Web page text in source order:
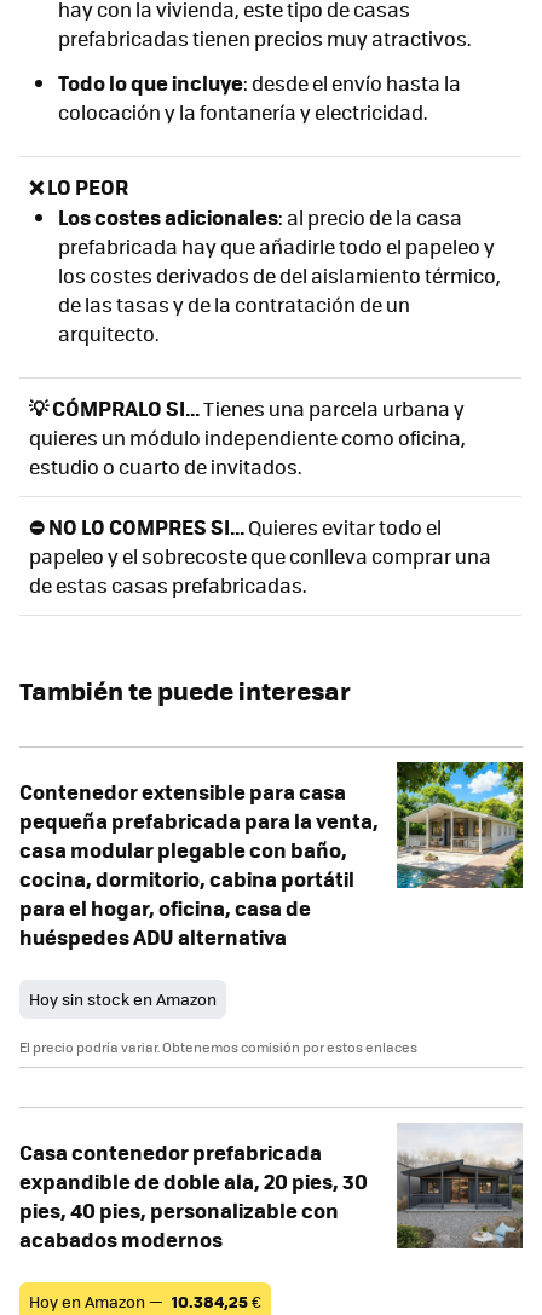
hay con la vivienda, este tipo de casas
prefabricadas tienen precios muy atractivos.
Todo lo que incluye: desde el envío hasta la
colocación y la fontanería y electricidad.
❌ LO PEOR
Los costes adicionales: al precio de la casa
prefabricada hay que añadirle todo el papeleo y
los costes derivados de del aislamiento térmico,
de las tasas y de la contratación de un
arquitecto.
💡 CÓMPRALO SI...Tienes una parcela urbana y
quieres un módulo independiente como oficina,
estudio o cuarto de invitados.
⛔ NO LO COMPRES SI...Quieres evitar todo el
papeleo y el sobrecoste que conlleva comprar una
de estas casas prefabricadas.
También te puede interesar
Contenedor extensible para casa
pequeña prefabricada para la venta,
casa modular plegable con baño,
cocina, dormitorio, cabina portátil
para el hogar, oficina, casa de
huéspedes ADU alternativa
Hoy sin stock en Amazon
El precio podría variar. Obtenemos comisión por estos enlaces
Casa contenedor prefabricada
expandible de doble ala, 20 pies, 30
pies, 40 pies, personalizable con
acabados modernos
Hoy en Amazon — 10.384,25€